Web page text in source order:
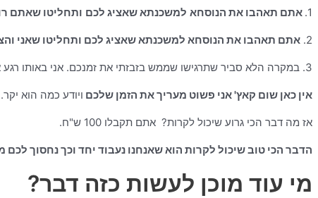
1. אתם תאהבו את הנוסחא למשכנתא שאציג לכם ותחליטו שאתם
2. אתם תאהבו את הנוסחא למשכנתא שאציג לכם ותחליטו שאני
3. במקרה הלא סביר שתרגישו שממש בזבזתי את זמנכם. אני באותו רגע א
אין כאן שום קאץ' אני פשוט מעריך את הזמן שלכם ויודע כמה הוא
אז מה דבר הכי גרוע שיכול לקרות? אתם תקבלו 100 ש"ח.
הדבר הכי טוב שיכול לקרות הוא שאנחנו נעבוד יחד וכך נחסוך
מי עוד מוכן לעשות כזה דבר?